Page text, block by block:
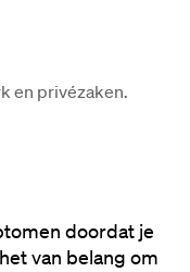
en privézaken.
doordat je
van belang om